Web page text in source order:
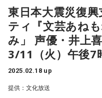
そして真鍋大度＋岡村靖幸
回特別に提供されたという
を用いて制作したリミック
「Rain」「Asience」「
SONG」「wind,
を見事にリミックスしたト
げていた。また、映像と音
また、3月28日（金）には
ナドームで行なわれる、埼
ムファイターズの開幕戦を
さらに25日（火）には開
公開生放送を兼ねたイベ
プラスホールにて実施する。
チも新たに加入。
チームの課題は何と言って
外国人のセデーニョ選手、
キーではドラフト2位の渡
アピールしている。
最強の個が集まるライオン
東日本大震災復
ティ『文芸あね
み」 声優・井上
3/11（火）午後7
2025.02.18 up
提供：文化放送